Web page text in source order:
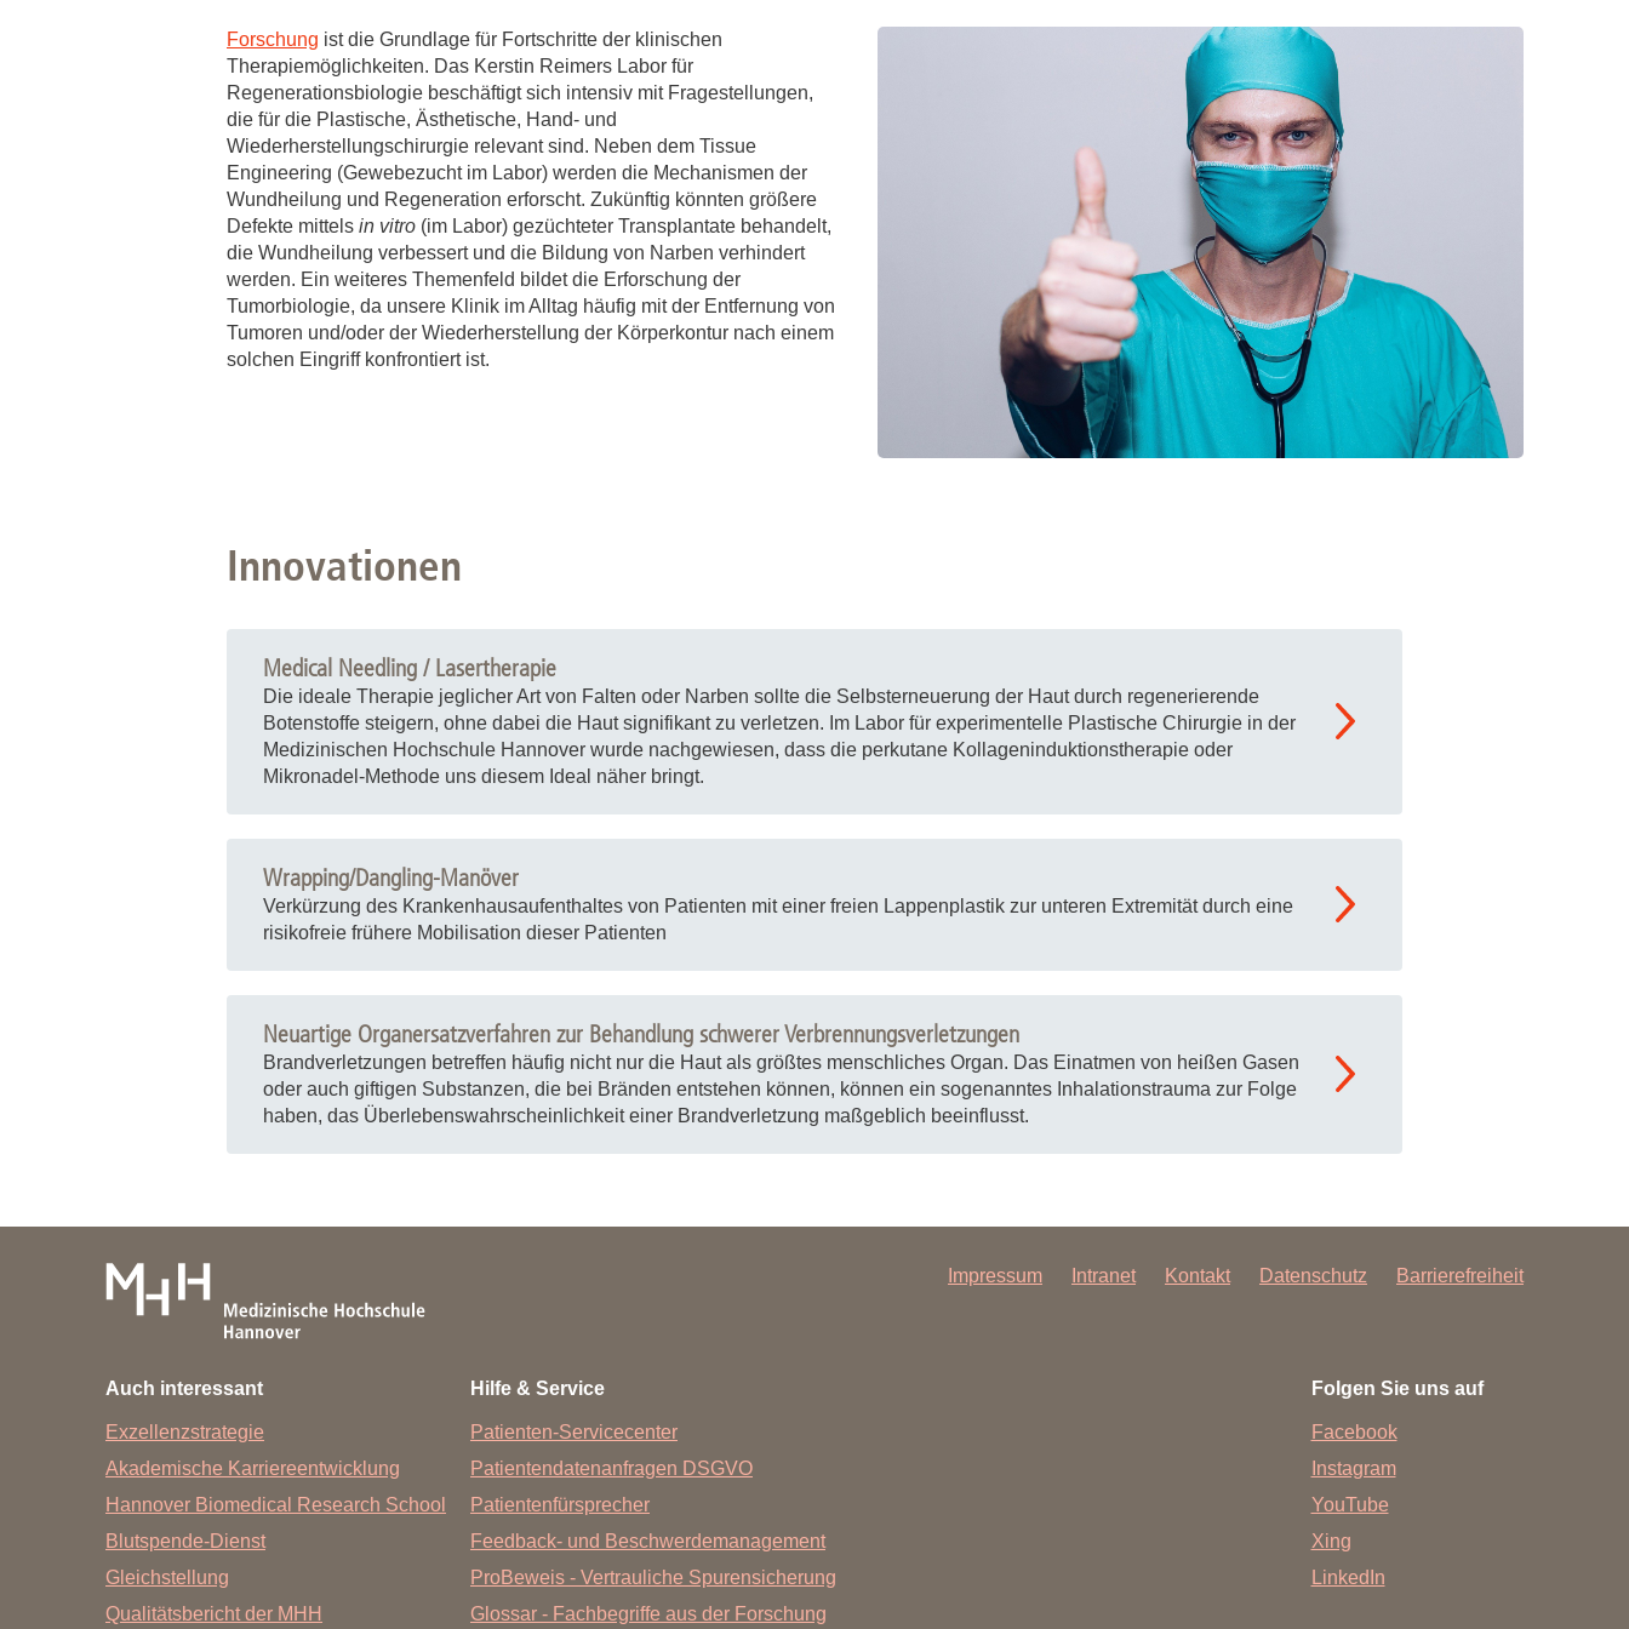
Akademische Karriereentwicklung
Ansprechpersonen
Hannover Biomedical Research School (HBRS)
Für Postdoktorand:innen
Forschungsinformationssystem
Dekanin für Forschung und Transfer und
Forschungskommission
Gute wissenschaftliche Praxis
GWP-Kommission
Ombudswesen und Ombudsperson
Forschung - Wissen - Translation - Transfer
Partner:innen & Netzwerke
Für Lebenswissenschaftler:innen
Für Partner:innen & Investor:innen
Für Startups und Gründer:innen
Forschung ist die Grundlage für Fortschritte der klinischen
Therapiemöglichkeiten. Das Kerstin Reimers Labor für
Regenerationsbiologie beschäftigt sich intensiv mit Fragestellungen,
die für die Plastische, Ästhetische, Hand- und
Wiederherstellungschirurgie relevant sind. Neben dem Tissue
Engineering (Gewebezucht im Labor) werden die Mechanismen der
Wundheilung und Regeneration erforscht. Zukünftig könnten größere
Defekte mittels in vitro (im Labor) gezüchteter Transplantate behandelt,
die Wundheilung verbessert und die Bildung von Narben verhindert
werden. Ein weiteres Themenfeld bildet die Erforschung der
Tumorbiologie, da unsere Klinik im Alltag häufig mit der Entfernung von
Tumoren und/oder der Wiederherstellung der Körperkontur nach einem
solchen Eingriff konfrontiert ist.
Innovationen
Medical Needling / Lasertherapie
Die ideale Therapie jeglicher Art von Falten oder Narben sollte die Selbsterneuerung der Haut durch regenerierende
Botenstoffe steigern, ohne dabei die Haut signifikant zu verletzen. Im Labor für experimentelle Plastische Chirurgie in der
Medizinischen Hochschule Hannover wurde nachgewiesen, dass die perkutane Kollageninduktionstherapie oder
Mikronadel-Methode uns diesem Ideal näher bringt.
Wrapping/Dangling-Manöver
Verkürzung des Krankenhausaufenthaltes von Patienten mit einer freien Lappenplastik zur unteren Extremität durch eine
risikofreie frühere Mobilisation dieser Patienten
Neuartige Organersatzverfahren zur Behandlung schwerer Verbrennungsverletzungen
Brandverletzungen betreffen häufig nicht nur die Haut als größtes menschliches Organ. Das Einatmen von heißen Gasen
oder auch giftigen Substanzen, die bei Bränden entstehen können, können ein sogenanntes Inhalationstrauma zur Folge
haben, das Überlebenswahrscheinlichkeit einer Brandverletzung maßgeblich beeinflusst.
Impressum Intranet Kontakt Datenschutz Barrierefreiheit
Auch interessant
Exzellenzstrategie
Akademische Karriereentwicklung
Hannover Biomedical Research School
Blutspende-Dienst
Gleichstellung
Qualitätsbericht der MHH
Hilfe & Service
Patienten-Servicecenter
Patientendatenanfragen DSGVO
Patientenfürsprecher
Feedback- und Beschwerdemanagement
ProBeweis - Vertrauliche Spurensicherung
Glossar - Fachbegriffe aus der Forschung
Folgen Sie uns auf
Facebook
Instagram
YouTube
Xing
LinkedIn